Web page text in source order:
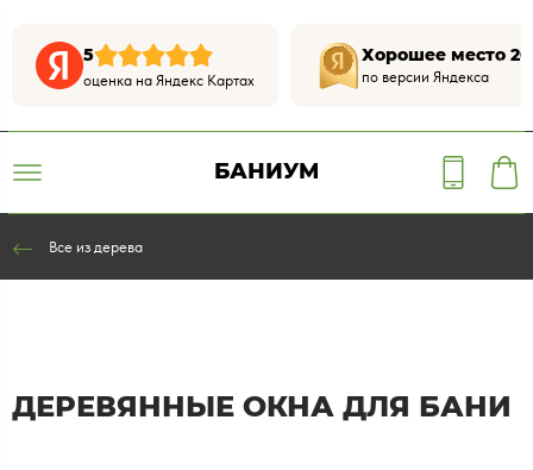
5
оценка на Яндекс Картах
Хорошее место
по версии Яндекса
БАНИУМ
Все из дерева
ДЕРЕВЯННЫЕ ОКНА ДЛЯ БАНИ